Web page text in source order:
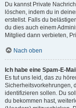
Du kannst Private
löschen, indem du in
erstellst. Falls du
du dies auch einem
Mitglied dann verbieten,
Nach oben
Ich habe eine Spam-E-
Es tut uns leid, das zu
Sicherheitsvorkehrungen,
identifizieren sollen. Du
du bekommen hast,